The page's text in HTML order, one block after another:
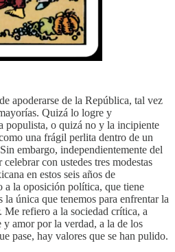
apoderarse de la República, tal vez
Quizá lo logre y
populista, o quizá no y la incipiente
una frágil perlita dentro de un
embargo, independientemente del
con ustedes tres modestas
en estos seis años de
a la oposición política, que tiene
la única que tenemos para enfrentar la
Me refiero a la sociedad crítica, a
amor por la verdad, a la de los
pase, hay valores que se han pulido.